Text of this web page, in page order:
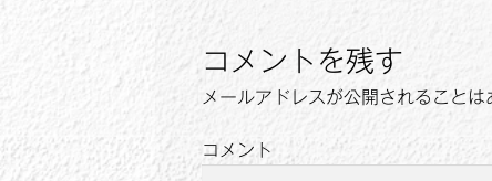
ゲ
ー
シ
ョ
コメントを残す
メールアドレスが公開されることは
コメント